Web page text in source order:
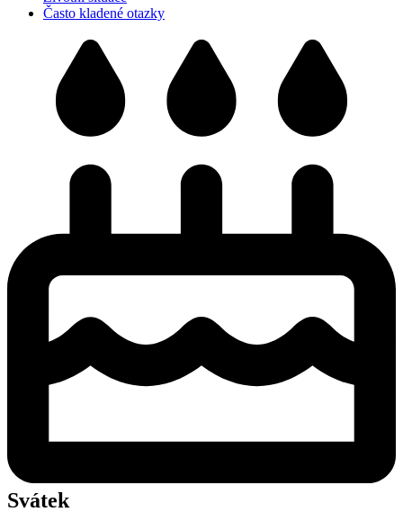
Často kladené otazky
Svátek